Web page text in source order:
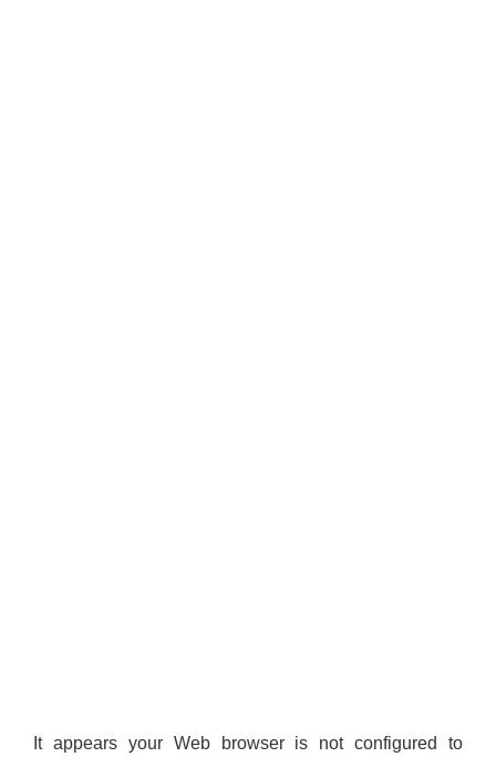
It appears your Web browser is not configured to